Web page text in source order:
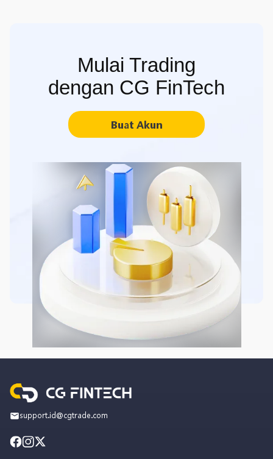
Mulai Trading
dengan CG FinTech
Buat Akun
support.id@cgtrade.com